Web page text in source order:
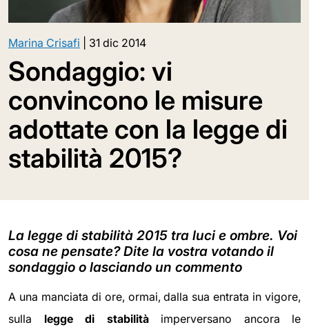
Marina Crisafi 31 dic 2014
Sondaggio: vi
convincono le misure
adottate con la legge di
stabilità 2015?
La legge di stabilità 2015 tra luci e ombre. Voi
cosa ne pensate? Dite la vostra votando il
sondaggio o lasciando un commento
A una manciata di ore, ormai, dalla sua entrata in vigore,
sulla legge di stabilità imperversano ancora le